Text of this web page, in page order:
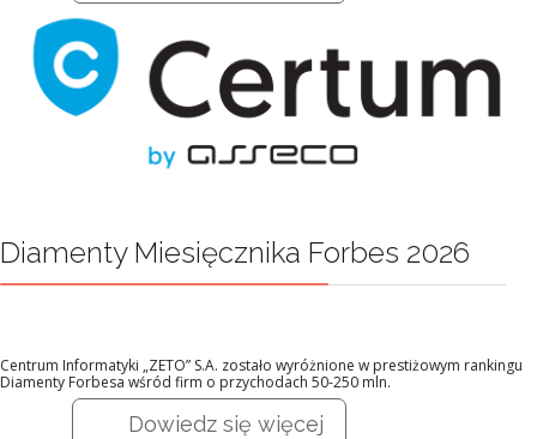
Diamenty Miesięcznika Forbes 2026
Centrum Informatyki „ZETO” S.A. zostało wyróżnione w prestiżowym rankingu
Diamenty Forbesa wśród firm o przychodach 50-250 mln.
Dowiedz się więcej